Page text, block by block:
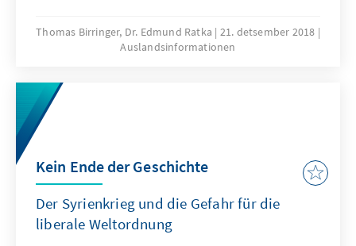
haben Staatszerfall und autoritäre
Restauration, konfessionelle Radikalisierung
„Arabischen Frühling“ aufkeimenden
Hoffnungen auf Freiheit und wirkliche
Teilhabe verdrängt. Haben liberale Kräfte
Thomas Birringer, Dr. Edmund Ratka
21. detsember 2018
Auslandsinformationen
Kein Ende der Geschichte
Der Syrienkrieg und die Gefahr für die
liberale Weltordnung